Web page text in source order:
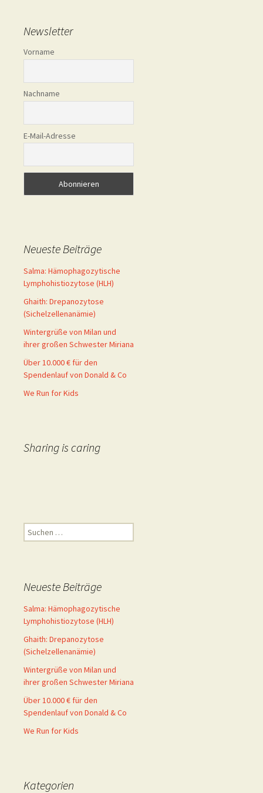
Newsletter
Vorname
Nachname
E-Mail-Adresse
Neueste Beiträge
Salma: Hämophagozytische
Lymphohistiozytose (HLH)
Ghaith: Drepanozytose
(Sichelzellenanämie)
Wintergrüße von Milan und
ihrer großen Schwester Miriana
Über 10.000 € für den
Spendenlauf von Donald & Co
We Run for Kids
Sharing is caring
Suchen
nach:
Neueste Beiträge
Salma: Hämophagozytische
Lymphohistiozytose (HLH)
Ghaith: Drepanozytose
(Sichelzellenanämie)
Wintergrüße von Milan und
ihrer großen Schwester Miriana
Über 10.000 € für den
Spendenlauf von Donald & Co
We Run for Kids
Kategorien